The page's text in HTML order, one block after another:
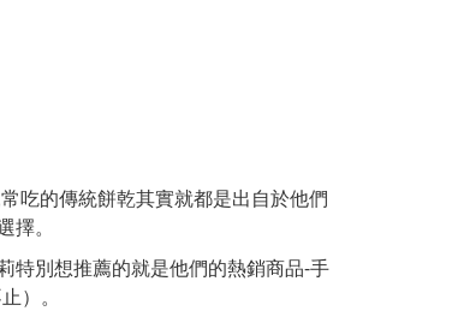
吃的傳統餅乾其實就都是出自於他們
。
特別想推薦的就是他們的熱銷商品-手
）。